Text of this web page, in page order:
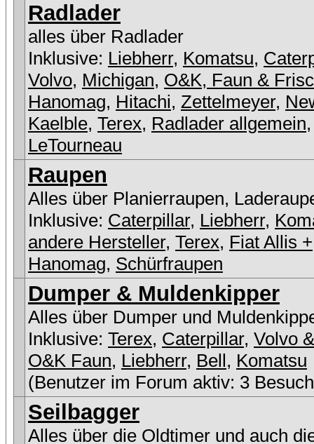
Radlader
alles über Radlader
Inklusive: Liebherr, Komatsu,
Volvo, Michigan, O&K, Faun &
Hanomag, Hitachi, Zettelmeyer,
Kaelble, Terex, Radlader allgemein,
LeTourneau
Raupen
Alles über Planierraupen,
Inklusive: Caterpillar, Liebherr,
andere Hersteller, Terex, Fiat Allis +
Hanomag, Schürfraupen
Dumper & Muldenkipper
Alles über Dumper und
Inklusive: Terex, Caterpillar, Volvo
O&K Faun, Liebherr, Bell, Komatsu
(Benutzer im Forum aktiv: 3
Seilbagger
Alles über die Oldtimer und auch